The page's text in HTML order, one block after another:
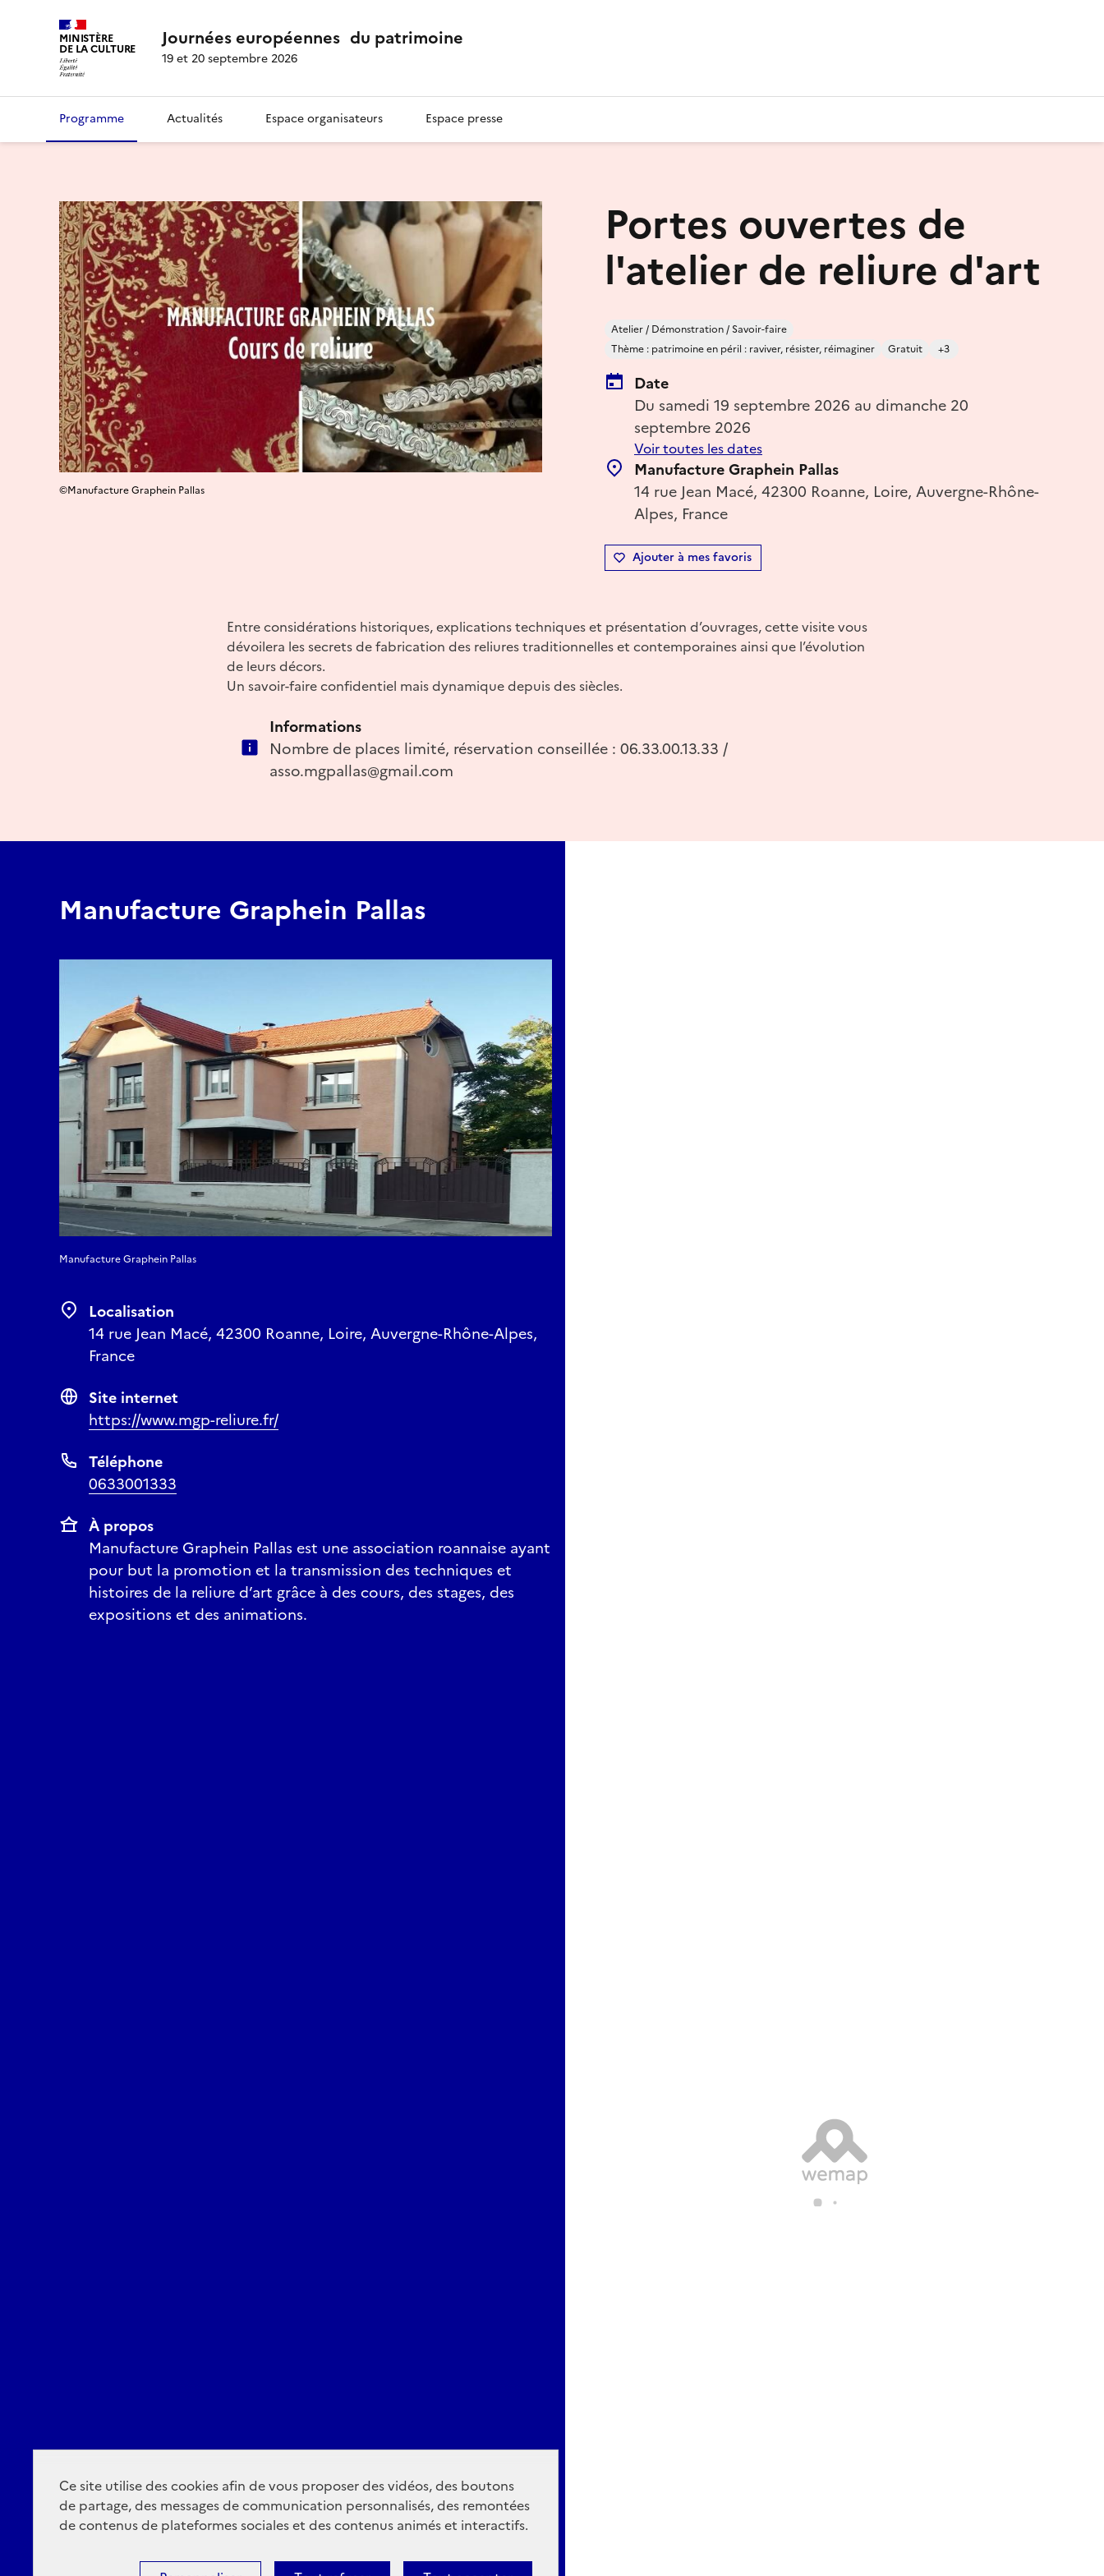
Ce site utilise des cookies afin de vous proposer des vidéos, des boutons
de partage, des messages de communication personnalisés, des remontées
de contenus de plateformes sociales et des contenus animés et interactifs.
MINISTÈRE
DE LA CULTURE Journées européennes du patrimoine
19 et 20 septembre 2026
Programme Actualités Espace organisateurs Espace presse
Portes ouvertes de
l'atelier de reliure d'art
Atelier / Démonstration / Savoir-faire
Thème : patrimoine en péril : raviver, résister, réimaginer
Gratuit +3
Date
Du samedi 19 septembre 2026 au dimanche 20
septembre 2026
Voir toutes les dates
Manufacture Graphein Pallas
14 rue Jean Macé, 42300 Roanne, Loire, Auvergne-Rhône-
Alpes, France
Ajouter à mes favoris
©Manufacture Graphein Pallas
Entre considérations historiques, explications techniques et présentation d’ouvrages, cette visite vous
dévoilera les secrets de fabrication des reliures traditionnelles et contemporaines ainsi que l’évolution
de leurs décors.
Un savoir-faire confidentiel mais dynamique depuis des siècles.
Informations
Nombre de places limité, réservation conseillée : 06.33.00.13.33 /
asso.mgpallas@gmail.com
Manufacture Graphein Pallas
Manufacture Graphein Pallas
Localisation
14 rue Jean Macé, 42300 Roanne, Loire, Auvergne-Rhône-Alpes,
France
Site internet
https://www.mgp-reliure.fr/
Téléphone
0633001333
À propos
Manufacture Graphein Pallas est une association roannaise ayant
pour but la promotion et la transmission des techniques et
histoires de la reliure d’art grâce à des cours, des stages, des
expositions et des animations.